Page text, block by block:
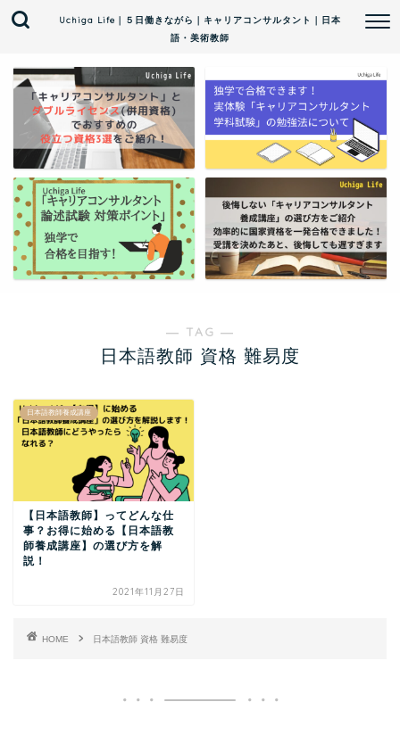
Uchiga Life｜５日働きながら｜キャリアコンサルタント｜日本
語・美術教師
― TAG ―
日本語教師 資格 難易度
日本語教師養成講座
【日本語教師】ってどんな仕
事？お得に始める【日本語教
師養成講座】の選び方を解
説！
2021年11月27日
HOME 日本語教師 資格 難易度